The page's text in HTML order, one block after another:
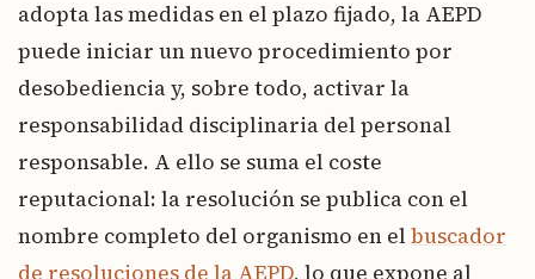
adopta las medidas en el plazo fijado, la AEPD
puede iniciar un nuevo procedimiento por
desobediencia y, sobre todo, activar la
responsabilidad disciplinaria del personal
responsable. A ello se suma el coste
reputacional: la resolución se publica con el
nombre completo del organismo en el buscador
de resoluciones de la AEPD, lo que expone al